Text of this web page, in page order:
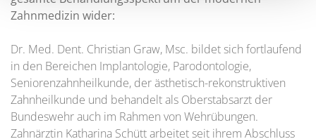
Zahnmedizin wider:
Dr. Med. Dent. Christian Graw, Msc. bildet sich fortlaufend
in den Bereichen Implantologie, Parodontologie,
Seniorenzahnheilkunde, der ästhetisch-rekonstruktiven
Zahnheilkunde und behandelt als Oberstabsarzt der
Bundeswehr auch im Rahmen von Wehrübungen.
Zahnärztin Katharina Schütt arbeitet seit ihrem Abschluss